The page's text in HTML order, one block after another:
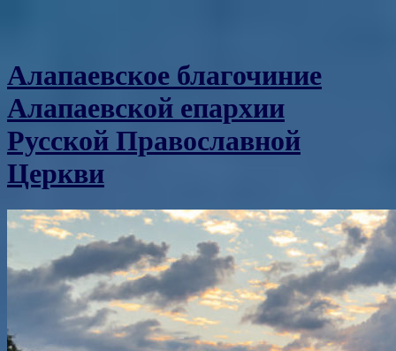
Алапаевское благочиние
Алапаевской епархии
Русской Православной
Церкви